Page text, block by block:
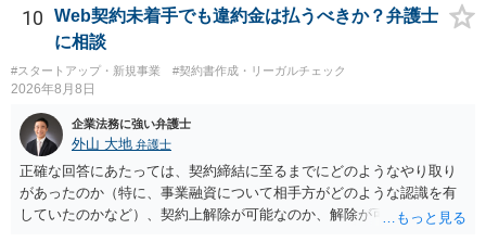
て、資金移動業の規制の対象外となる余地があります。 この点につい
ては、単に「利用者から資金を受け取り、寄付団体に送金する」とい
う資金の流れだけで判断することはできず、アプリの仕組みが利用者
と寄付団体をつなぐプラットフォームとしてどのように位置付けられ
るのか、利用者からの支払がどのような性質のものなのか、寄付の意
思決定や寄付のタイミングがどのように設定されているのかなど、具
体的なサービスの座組を踏まえて検討する必要があります。 そのた
め、現在検討されているアプリについて、資金移動業に該当する可能
性があるか、また、該当する場合にどのようなサービス設計にすれば
資金移動業に該当しない形（収納代行など）で運用できるかについて
は、具体的なサービスの仕組みを確認した上で、個別に弁護士へご相
10
Web契約未着手でも違約金は払うべきか？弁護士
に相談
#スタートアップ・新規事業 #契約書作成・リーガルチェック
2026年8月8日
企業法務に強い弁護士
外山 大地 弁護士
正確な回答にあたっては、契約締結に至るまでにどのようなやり取り
があったのか（特に、事業融資について相手方がどのような認識を有
していたのかなど）、契約上解除が可能なのか、解除が可能であると